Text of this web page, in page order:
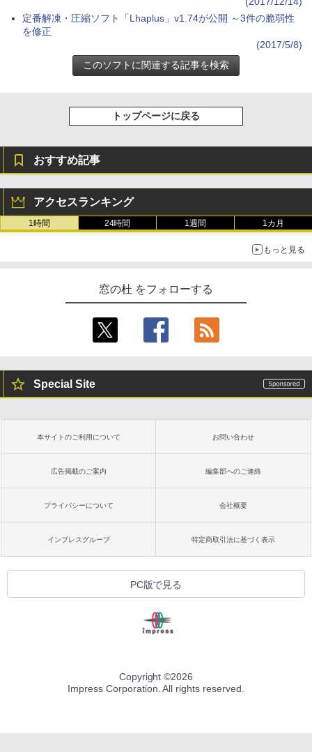
定番解凍・圧縮ソフト「Lhaplus」v1.74が公開 ～3件の脆弱性
を修正
(2017/5/8)
トップページに戻る
おすすめ記事
アクセスランキング
1時間 24時間 1週間 1カ月
もっと見る
窓の杜 をフォローする
Special Site
本サイトのご利用について お問い合わせ
広告掲載のご案内 編集部へのご連絡
プライバシーについて 会社概要
インプレスグループ 特定商取引法に基づく表示
PC版で見る
Copyright ©2026
Impress Corporation. All rights reserved.